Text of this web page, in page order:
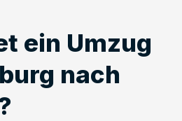
ein Umzug
nach